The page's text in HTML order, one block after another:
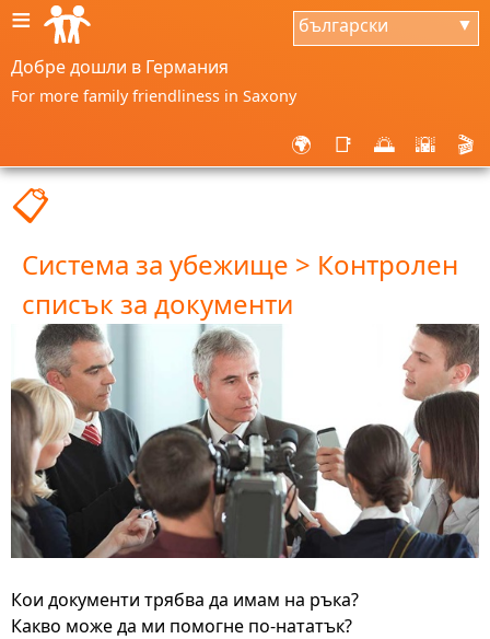
≡ български ▼
Добре дошли в Германия
For more family friendliness in Saxony
🌍 📑 🌅 🌇 🎬
📋
Система за убежище > Контролен
списък за документи
Кои документи трябва да имам на ръка?
Какво може да ми помогне по-нататък?